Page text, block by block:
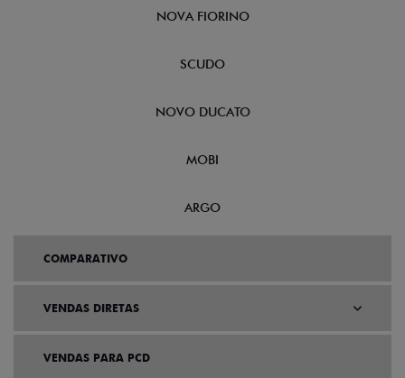
NOVA FIORINO
SCUDO
NOVO DUCATO
MOBI
ARGO
COMPARATIVO
VENDAS DIRETAS
VENDAS PARA PCD